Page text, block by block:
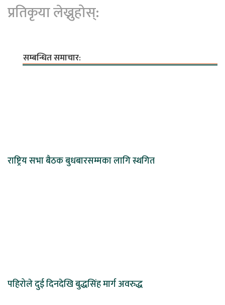
प्रतिकृया लेख्नुहोस्:
सम्बन्धित समाचार:
राष्ट्रिय सभा बैठक बुधबारसम्मका लागि स्थगित
पहिरोले दुई दिनदेखि बुद्धसिंह मार्ग अवरुद्ध